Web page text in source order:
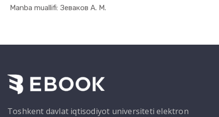
Manba muallifi: Зеваков А. М.
In Uslubiy...
Toshkent davlat iqtisodiyot universiteti elektron